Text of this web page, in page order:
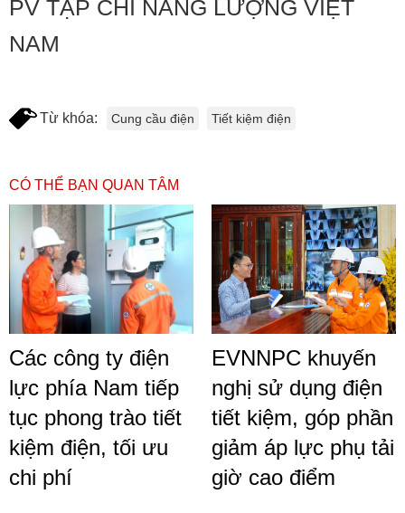
PV TẠP CHÍ NĂNG LƯỢNG VIỆT
NAM
Từ khóa: Cung cầu điện Tiết kiệm điện
CÓ THỂ BẠN QUAN TÂM
Các công ty điện
lực phía Nam tiếp
tục phong trào tiết
kiệm điện, tối ưu
chi phí
EVNNPC khuyến
nghị sử dụng điện
tiết kiệm, góp phần
giảm áp lực phụ tải
giờ cao điểm